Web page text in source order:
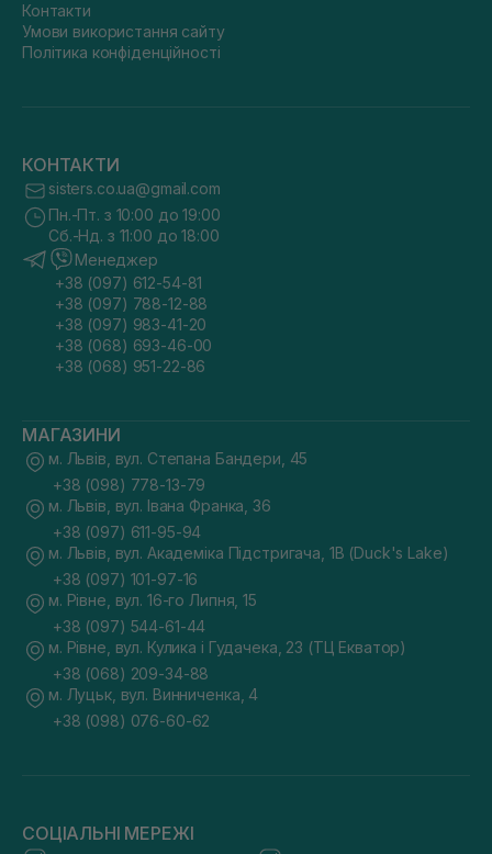
Контакти
Умови використання сайту
Політика конфіденційності
КОНТАКТИ
sisters.co.ua@gmail.com
Пн.-Пт. з 10:00 до 19:00
Сб.-Нд. з 11:00 до 18:00
Менеджер
+38 (097) 612-54-81
+38 (097) 788-12-88
+38 (097) 983-41-20
+38 (068) 693-46-00
+38 (068) 951-22-86
МАГАЗИНИ
м. Львів, вул. Степана Бандери, 45
+38 (098) 778-13-79
м. Львів, вул. Івана Франка, 36
+38 (097) 611-95-94
м. Львів, вул. Академіка Підстригача, 1В (Duck's Lake)
+38 (097) 101-97-16
м. Рівне, вул. 16-го Липня, 15
+38 (097) 544-61-44
м. Рівне, вул. Кулика і Гудачека, 23 (ТЦ Екватор)
+38 (068) 209-34-88
м. Луцьк, вул. Винниченка, 4
+38 (098) 076-60-62
СОЦІАЛЬНІ МЕРЕЖІ